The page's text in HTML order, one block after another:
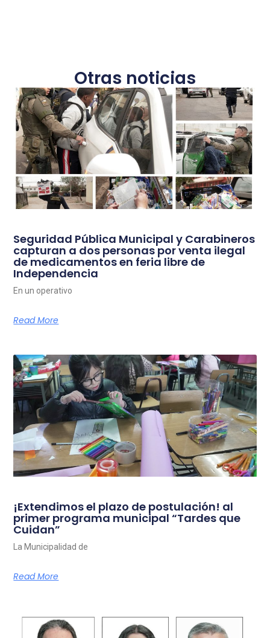
Otras noticias
Seguridad Pública Municipal y Carabineros
capturan a dos personas por venta ilegal
de medicamentos en feria libre de
Independencia
En un operativo
Read More
¡Extendimos el plazo de postulación! al
primer programa municipal “Tardes que
Cuidan”
La Municipalidad de
Read More